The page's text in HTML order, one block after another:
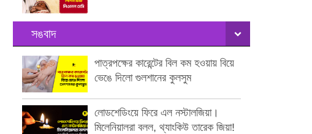
সঙবাদ
পাত্রপক্ষের কারেন্টের বিল কম হওয়ায় বিয়ে
ভেঙে দিলো গুলশানের কুলসুম
লোডশেডিংয়ে ফিরে এল নস্টালজিয়া।
মিলেনিয়ালরা বলল, থ্যাংকিউ তারেক জিয়া!